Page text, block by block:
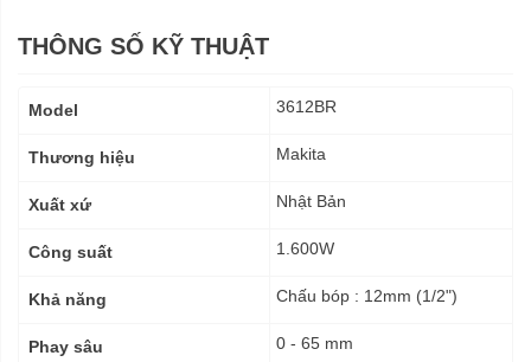
THÔNG SỐ KỸ THUẬT
kỹ
Model 3612BR
Thương hiệu Makita
Xuất xứ Nhật Bản
Công suất 1.600W
Khả năng Chấu bóp : 12mm (1/2")
Phay sâu 0 - 65 mm